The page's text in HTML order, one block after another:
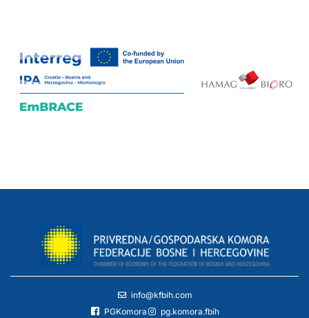
info@kfbih.com
PGKomora
pg.komora.fbih